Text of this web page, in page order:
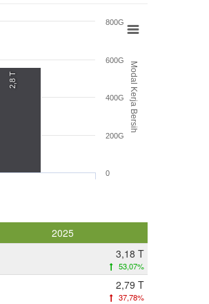
Modal Kerja Bersih
2,8 T
0
200G
400G
600G
800G
2025
3,18 T
53,07%
2,79 T
37,78%